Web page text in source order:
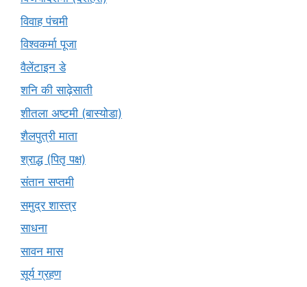
विवाह पंचमी
विश्वकर्मा पूजा
वैलेंटाइन डे
शनि की साढ़ेसाती
शीतला अष्टमी (बास्योडा)
शैलपुत्री माता
श्राद्ध (पितृ पक्ष)
संतान सप्तमी
समुद्र शास्त्र
साधना
सावन मास
सूर्य ग्रहण